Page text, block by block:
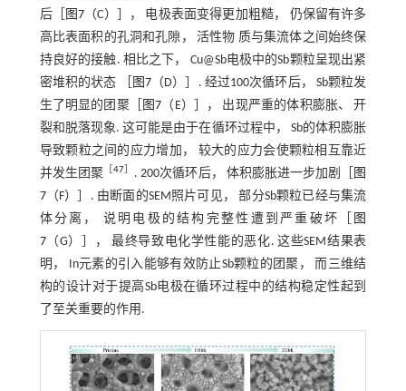
后［
图7 （C）］， 电极表面变得更加粗糙， 仍保留有许多
高比表面积的孔洞和孔隙， 活性物 质与集流体之间始终保
持良好的接触. 相比之下， Cu@Sb电极中的Sb颗粒呈现出紧
密堆积的状态 ［
图7（D）］. 经过100次循环后， Sb颗粒发
生了明显的团聚［
图7 （E）］， 出现严重的体积膨胀、 开
裂和脱落现象. 这可能是由于在循环过程中， Sb的体积膨胀
导致颗粒之间的应力增加， 较大的应力会使颗粒相互靠近
并发生团聚 ［47 . 200次循环后， 体积膨胀进一步加剧［
图
7（F）］. 由断面的SEM照片可见， 部分Sb颗粒已经与集流
体分离， 说明电极的结构完整性遭到严重破坏［
图
7（G）］， 最终导致电化学性能的恶化. 这些SEM结果表
明， In元素的引入能够有效防止Sb颗粒的团聚， 而三维结
构的设计对于提高Sb电极在循环过程中的结构稳定性起到
了至关重要的作用.